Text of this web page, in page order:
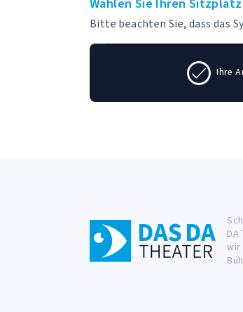
Wählen Sie Ihren Sitzplatz
Bitte beachten Sie, dass das
Ihre
wir